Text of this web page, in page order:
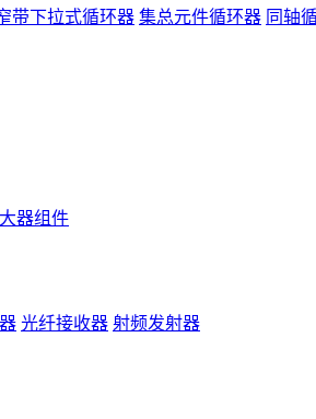
带下拉式循环器 集总元件循环器 同轴
器组件
光纤接收器 射频发射器